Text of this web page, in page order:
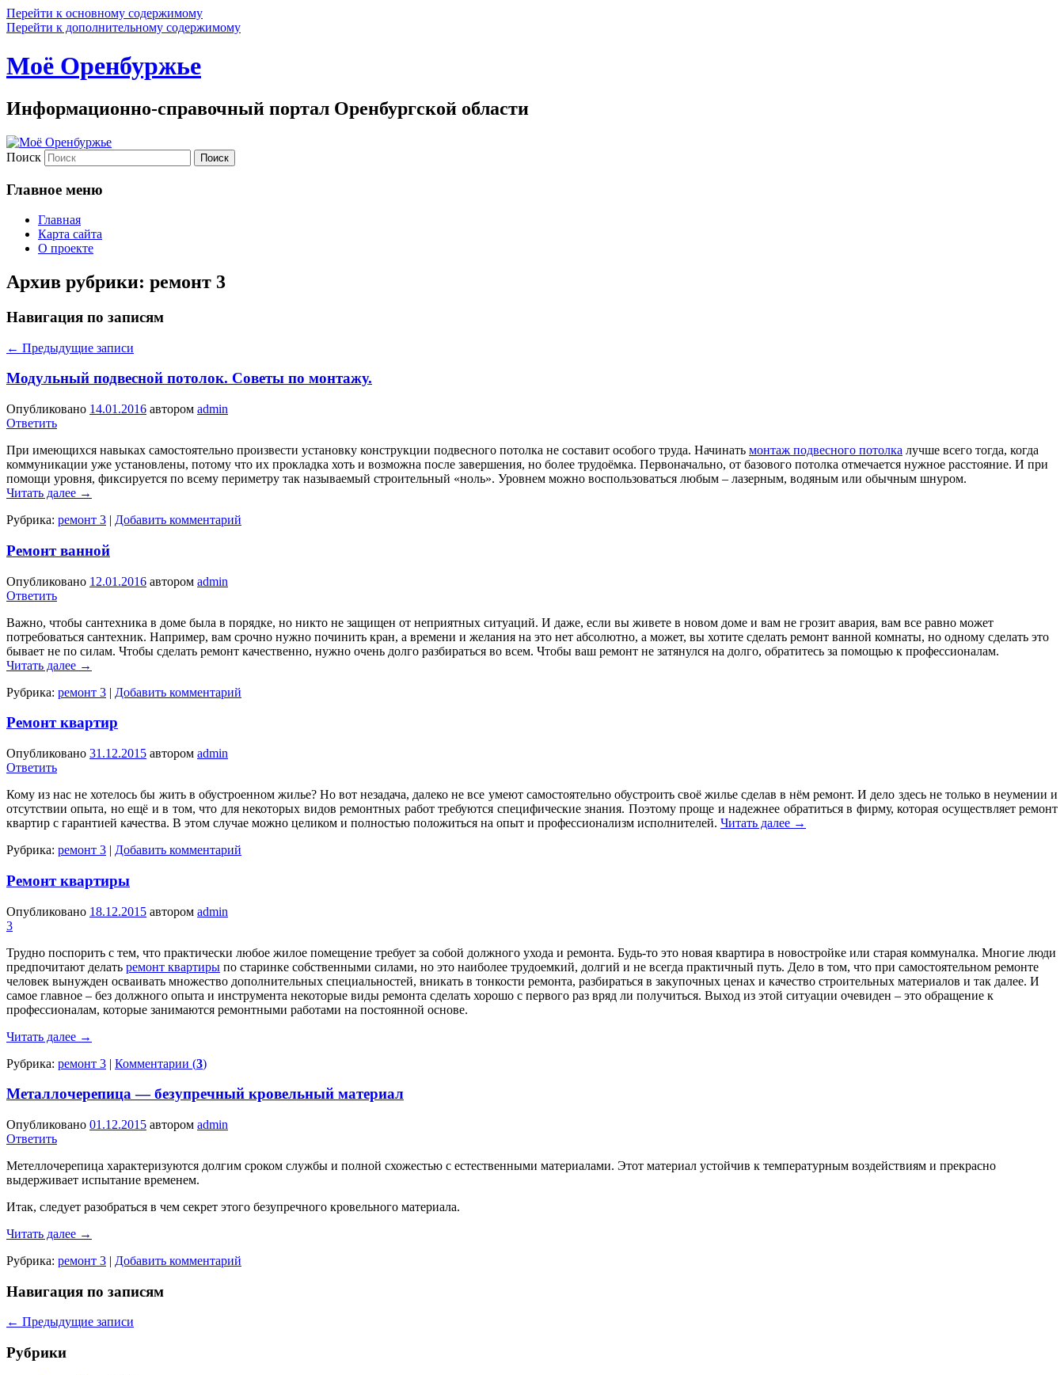
Перейти к основному содержимому
Перейти к дополнительному содержимому
Моё Оренбуржье
Информационно-справочный портал Оренбургской области
Поиск
Главное меню
Главная
Карта сайта
О проекте
Архив рубрики: ремонт 3
Навигация по записям
← Предыдущие записи
Модульный подвесной потолок. Советы по монтажу.
Опубликовано 14.01.2016 автором admin
Ответить
При имеющихся навыках самостоятельно произвести установку конструкции подвесного потолка не составит особого труда. Начинать монтаж подвесного потолка лучше всего тогда, когда
коммуникации уже установлены, потому что их прокладка хоть и возможна после завершения, но более трудоёмка. Первоначально, от базового потолка отмечается нужное расстояние. И при
помощи уровня, фиксируется по всему периметру так называемый строительный «ноль». Уровнем можно воспользоваться любым – лазерным, водяным или обычным шнуром.
Читать далее →
Рубрика: ремонт 3 | Добавить комментарий
Ремонт ванной
Опубликовано 12.01.2016 автором admin
Ответить
Важно, чтобы сантехника в доме была в порядке, но никто не защищен от неприятных ситуаций. И даже, если вы живете в новом доме и вам не грозит авария, вам все равно может
потребоваться сантехник. Например, вам срочно нужно починить кран, а времени и желания на это нет абсолютно, а может, вы хотите сделать ремонт ванной комнаты, но одному сделать это
бывает не по силам. Чтобы сделать ремонт качественно, нужно очень долго разбираться во всем. Чтобы ваш ремонт не затянулся на долго, обратитесь за помощью к профессионалам.
Читать далее →
Рубрика: ремонт 3 | Добавить комментарий
Ремонт квартир
Опубликовано 31.12.2015 автором admin
Ответить
Кому из нас не хотелось бы жить в обустроенном жилье? Но вот незадача, далеко не все умеют самостоятельно обустроить своё жилье сделав в нём ремонт. И дело здесь не только в неумении и
отсутствии опыта, но ещё и в том, что для некоторых видов ремонтных работ требуются специфические знания. Поэтому проще и надежнее обратиться в фирму, которая осуществляет ремонт
квартир с гарантией качества. В этом случае можно целиком и полностью положиться на опыт и профессионализм исполнителей. Читать далее →
Рубрика: ремонт 3 | Добавить комментарий
Ремонт квартиры
Опубликовано 18.12.2015 автором admin
3
Трудно поспорить с тем, что практически любое жилое помещение требует за собой должного ухода и ремонта. Будь-то это новая квартира в новостройке или старая коммуналка. Многие люди
предпочитают делать ремонт квартиры по старинке собственными силами, но это наиболее трудоемкий, долгий и не всегда практичный путь. Дело в том, что при самостоятельном ремонте
человек вынужден осваивать множество дополнительных специальностей, вникать в тонкости ремонта, разбираться в закупочных ценах и качество строительных материалов и так далее. И
самое главное – без должного опыта и инструмента некоторые виды ремонта сделать хорошо с первого раз вряд ли получиться. Выход из этой ситуации очевиден – это обращение к
профессионалам, которые занимаются ремонтными работами на постоянной основе.
Читать далее →
Рубрика: ремонт 3 | Комментарии (3)
Металлочерепица — безупречный кровельный материал
Опубликовано 01.12.2015 автором admin
Ответить
Метеллочерепица характеризуются долгим сроком службы и полной схожестью с естественными материалами. Этот материал устойчив к температурным воздействиям и прекрасно
выдерживает испытание временем.
Итак, следует разобраться в чем секрет этого безупречного кровельного материала.
Читать далее →
Рубрика: ремонт 3 | Добавить комментарий
Навигация по записям
← Предыдущие записи
Рубрики